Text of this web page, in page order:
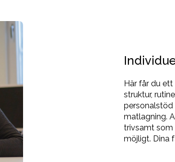
Här får du
struktur,
personalstöd
matlagning.
trivsamt som
möjligt. Dina